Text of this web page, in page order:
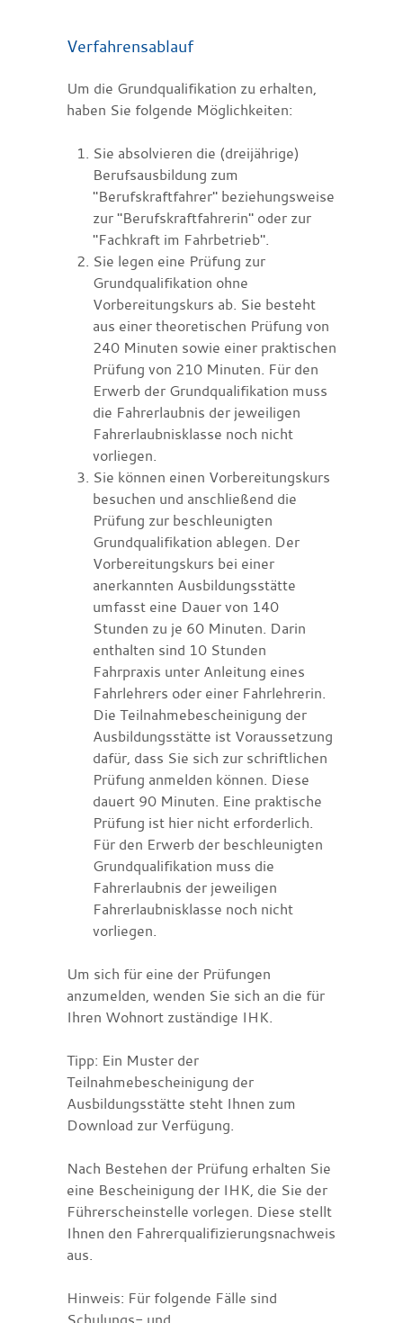
Verfahrensablauf
Um die Grundqualifikation zu erhalten,
haben Sie folgende Möglichkeiten:
Sie absolvieren die (dreijährige)
Berufsausbildung zum
"Berufskraftfahrer" beziehungsweise
zur "Berufskraftfahrerin" oder zur
"Fachkraft im Fahrbetrieb".
Sie legen eine Prüfung zur
Grundqualifikation ohne
Vorbereitungskurs ab. Sie besteht
aus einer theoretischen Prüfung von
240 Minuten sowie einer praktischen
Prüfung von 210 Minuten. Für den
Erwerb der Grundqualifikation muss
die Fahrerlaubnis der jeweiligen
Fahrerlaubnisklasse noch nicht
vorliegen.
Sie können einen Vorbereitungskurs
besuchen und anschließend die
Prüfung zur beschleunigten
Grundqualifikation ablegen. Der
Vorbereitungskurs bei einer
anerkannten Ausbildungsstätte
umfasst eine Dauer von 140
Stunden zu je 60 Minuten. Darin
enthalten sind 10 Stunden
Fahrpraxis unter Anleitung eines
Fahrlehrers oder einer Fahrlehrerin.
Die Teilnahmebescheinigung der
Ausbildungsstätte ist Voraussetzung
dafür, dass Sie sich zur schriftlichen
Prüfung anmelden können. Diese
dauert 90 Minuten. Eine praktische
Prüfung ist hier nicht erforderlich.
Für den Erwerb der beschleunigten
Grundqualifikation muss die
Fahrerlaubnis der jeweiligen
Fahrerlaubnisklasse noch nicht
vorliegen.
Um sich für eine der Prüfungen
anzumelden, wenden Sie sich an die für
Ihren Wohnort zuständige IHK.
Tipp: Ein Muster der
Teilnahmebescheinigung der
Ausbildungsstätte steht Ihnen zum
Download zur Verfügung.
Nach Bestehen der Prüfung erhalten Sie
eine Bescheinigung der IHK, die Sie der
Führerscheinstelle vorlegen. Diese stellt
Ihnen den Fahrerqualifizierungsnachweis
aus.
Hinweis: Für folgende Fälle sind
Schulungs- und